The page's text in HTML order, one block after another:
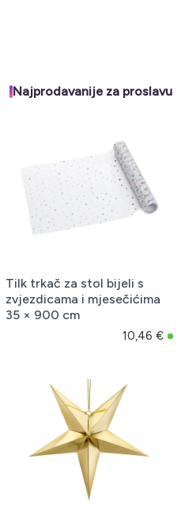
Najprodavanije za proslavu
Tilk trkač za stol bijeli s
zvjezdicama i mjesečićima
35 × 900 cm
10,46 €